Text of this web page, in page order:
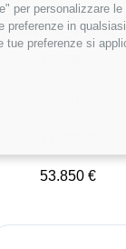
per personalizzare
in
preferenze si
RAL media
53.850 €